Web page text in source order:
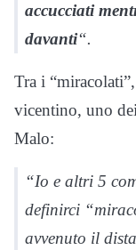
accucciati
davanti“.
Tra i
vicentino, uno
Malo:
“Io e altri 5
definirci
avvenuto il